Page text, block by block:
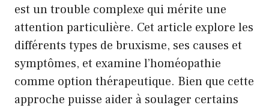
est un trouble complexe qui mérite une
attention particulière. Cet article explore les
différents types de bruxisme, ses causes et
symptômes, et examine l’homéopathie
comme option thérapeutique. Bien que cette
approche puisse aider à soulager certains